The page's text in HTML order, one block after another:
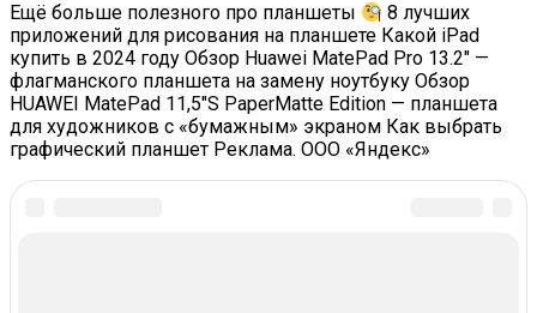
Ещё больше полезного про планшеты
8 лучших
приложений для рисования на планшете Какой iPad
купить в 2024 году Обзор Huawei MatePad Pro 13.2″ —
флагманского планшета на замену ноутбуку Обзор
HUAWEI MatePad 11,5″S PaperMatte Edition — планшета
для художников с «бумажным» экраном Как выбрать
графический планшет Реклама. ООО «Яндекс»
In this article: